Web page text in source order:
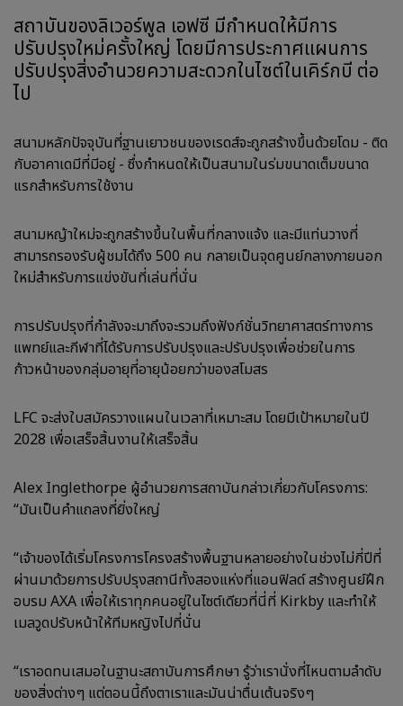
สถาบันของลิเวอร์พูล เอฟซี มีกำหนดให้มีการ
ปรับปรุงใหม่ครั้งใหญ่ โดยมีการประกาศแผนการ
ปรับปรุงสิ่งอำนวยความสะดวกในไซต์ในเคิร์กบี ต่อ
ไป
สนามหลักปัจจุบันที่ฐานเยาวชนของเรดส์จะถูกสร้างขึ้นด้วยโดม - ติด
กับอาคาเดมีที่มีอยู่ - ซึ่งกำหนดให้เป็นสนามในร่มขนาดเต็มขนาด
แรกสำหรับการใช้งาน
สนามหญ้าใหม่จะถูกสร้างขึ้นในพื้นที่กลางแจ้ง และมีแท่นวางที่
สามารถรองรับผู้ชมได้ถึง 500 คน กลายเป็นจุดศูนย์กลางภายนอก
ใหม่สำหรับการแข่งขันที่เล่นที่นั่น
การปรับปรุงที่กำลังจะมาถึงจะรวมถึงฟังก์ชั่นวิทยาศาสตร์ทางการ
แพทย์และกีฬาที่ได้รับการปรับปรุงและปรับปรุงเพื่อช่วยในการ
ก้าวหน้าของกลุ่มอายุที่อายุน้อยกว่าของสโมสร
LFC จะส่งใบสมัครวางแผนในเวลาที่เหมาะสม โดยมีเป้าหมายในปี
2028 เพื่อเสร็จสิ้นงานให้เสร็จสิ้น
Alex Inglethorpe ผู้อำนวยการสถาบันกล่าวเกี่ยวกับโครงการ:
“มันเป็นคำแถลงที่ยิ่งใหญ่
“เจ้าของได้เริ่มโครงการโครงสร้างพื้นฐานหลายอย่างในช่วงไม่กี่ปีที่
ผ่านมาด้วยการปรับปรุงสถานีทั้งสองแห่งที่แอนฟิลด์ สร้างศูนย์ฝึก
อบรม AXA เพื่อให้เราทุกคนอยู่ในไซต์เดียวที่นี่ที่ Kirkby และทำให้
เมลวูดปรับหน้าให้ทีมหญิงไปที่นั่น
“เราอดทนเสมอในฐานะสถาบันการศึกษา รู้ว่าเรานั่งที่ไหนตามลำดับ
ของสิ่งต่างๆ แต่ตอนนี้ถึงตาเราและมันน่าตื่นเต้นจริงๆ